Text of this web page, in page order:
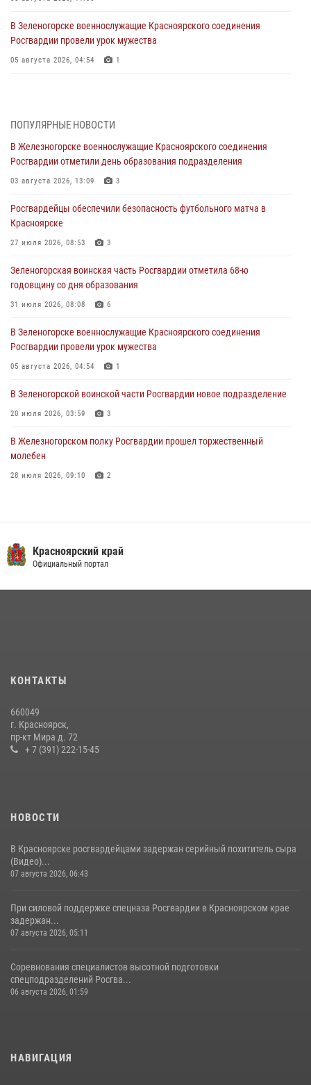
В Зеленогорске военнослужащие Красноярского соединения
Росгвардии провели урок мужества
05 августа 2026, 04:54 1
05 августа 2026, 04:52 1
В Красноярске сотрудники вневедомственной охраны Росгвардии
задержали подозреваемого в серии краж из гипермаркета
04 августа 2026, 09:57
Сотрудники Росгвардии обеспечили общественный порядок во
время проведения экстремального заплыва в Дудинке
04 августа 2026, 08:36
В Красноярске сотрудники Росгвардии задержали подозреваемого
в серии краж из супермаркета
04 августа 2026, 06:50
Военнослужащие Красноярского соединения Росгвардии
познакомили отдыхающих детей с тонкостями РХБ защиты
03 августа 2026, 13:12 2
ПОПУЛЯРНЫЕ НОВОСТИ
В Железногорске военнослужащие Красноярского соединения
Росгвардии отметили день образования подразделения
03 августа 2026, 13:09 3
Росгвардейцы обеспечили безопасность футбольного матча в
Красноярске
27 июля 2026, 08:53 3
Зеленогорская воинская часть Росгвардии отметила 68-ю
годовщину со дня образования
31 июля 2026, 08:08 6
В Зеленогорске военнослужащие Красноярского соединения
Росгвардии провели урок мужества
05 августа 2026, 04:54 1
В Зеленогорской воинской части Росгвардии новое подразделение
20 июля 2026, 03:59 3
В Железногорском полку Росгвардии прошел торжественный
молебен
28 июля 2026, 09:10 2
Железногорские росгвардецы получили в руки легендарное оружие
Красноярскому краю.
10 июля 2026, 06:21
Красноярский край
Официальный портал
КОНТАКТЫ
660049
г. Красноярск,
пр-кт Мира д. 72
+ 7 (391) 222-15-45
НОВОСТИ
В Красноярске росгвардейцами задержан серийный похититель сыра
(Видео)...
07 августа 2026, 06:43
При силовой поддержке спецназа Росгвардии в Красноярском крае
задержан...
07 августа 2026, 05:11
Соревнования специалистов высотной подготовки
спецподразделений Росгва...
06 августа 2026, 01:59
НАВИГАЦИЯ